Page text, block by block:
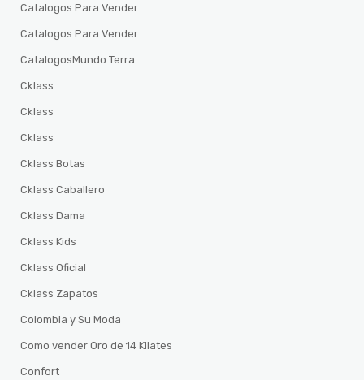
Catalogos Para Vender
Catalogos Para Vender
CatalogosMundo Terra
Cklass
Cklass
Cklass
Cklass Botas
Cklass Caballero
Cklass Dama
Cklass Kids
Cklass Oficial
Cklass Zapatos
Colombia y Su Moda
Como vender Oro de 14 Kilates
Confort